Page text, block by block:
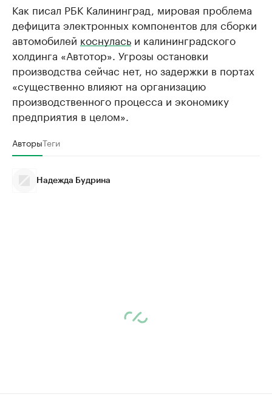
Как писал РБК Калининград, мировая проблема
дефицита электронных компонентов для сборки
автомобилей коснулась и калининградского
холдинга «Автотор». Угрозы остановки
производства сейчас нет, но задержки в портах
«существенно влияют на организацию
производственного процесса и экономику
предприятия в целом».
АвторыТеги
Надежда Будрина